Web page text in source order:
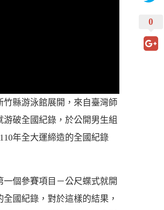
竹縣游泳館展開，來自臺灣師
破全國紀錄，於公開男生組
年全大運締造的全國紀錄
一個參賽項目－公尺蝶式就開
國紀錄，對於這樣的結果，
0